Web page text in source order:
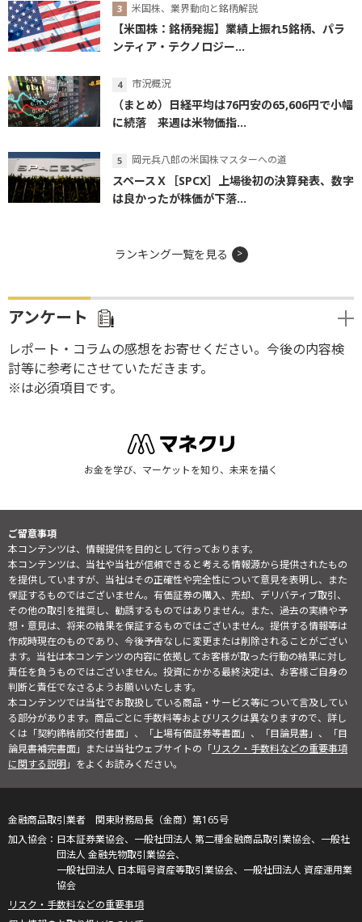
米国株、業界動向と銘柄解説
【米国株：銘柄発掘】業績上振れ5銘柄、パラ
ンティア・テクノロジー...
市況概況
（まとめ）日経平均は76円安の65,606円で小幅
に続落 来週は米物価指...
岡元兵八郎の米国株マスターへの道
スペースＸ［SPCX］上場後初の決算発表、数字
は良かったが株価が下落...
ランキング一覧を見る
アンケート
レポート・コラムの感想をお寄せください。今後の内容検
討等に参考にさせていただきます。
※は必須項目です。
お金を学び、マーケットを知り、未来を描く
ご留意事項
本コンテンツは、情報提供を目的として行っております。
本コンテンツは、当社や当社が信頼できると考える情報源から提供されたもの
を提供していますが、当社はその正確性や完全性について意見を表明し、また
保証するものではございません。有価証券の購入、売却、デリバティブ取引、
その他の取引を推奨し、勧誘するものではありません。また、過去の実績や予
想・意見は、将来の結果を保証するものではございません。提供する情報等は
作成時現在のものであり、今後予告なしに変更または削除されることがござい
ます。当社は本コンテンツの内容に依拠してお客様が取った行動の結果に対し
責任を負うものではございません。投資にかかる最終決定は、お客様ご自身の
判断と責任でなさるようお願いいたします。
本コンテンツでは当社でお取扱している商品・サービス等について言及してい
る部分があります。商品ごとに手数料等およびリスクは異なりますので、詳し
くは「契約締結前交付書面」、「上場有価証券等書面」、「目論見書」、「目
論見書補完書面」または当社ウェブサイトの「リスク・手数料などの重要事項
に関する説明」をよくお読みください。
金融商品取引業者 関東財務局長（金商）第165号
日本証券業協会、一般社団法人 第二種金融商品取引業協会、一般社
団法人 金融先物取引業協会、
一般社団法人 日本暗号資産等取引業協会、一般社団法人 資産運用業
協会
リスク・手数料などの重要事項